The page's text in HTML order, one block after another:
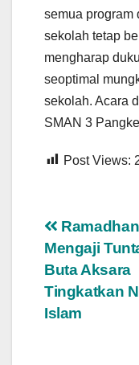
semua program
sekolah tetap
mengharap
seoptimal
sekolah. Acara
SMAN 3
Post Views:
Navigasi
pos
Ramadhan
Mengaji
Buta Aksara
Tingkatkan
Islam